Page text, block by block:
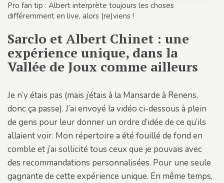
Pro fan tip : Albert interprète toujours les choses
différemment en live, alors (re)viens !
Sarclo et Albert Chinet : une
expérience unique, dans la
Vallée de Joux comme ailleurs
Je n’y étais pas (mais j’étais à la Mansarde à Renens,
donc ça passe). J’ai envoyé la vidéo ci-dessous à plein
de gens pour leur donner un ordre d’idée de ce qu’ils
allaient voir. Mon répertoire a été fouillé de fond en
comble et j’ai sollicité tous ceux que je pouvais avec
des recommandations personnalisées. Pour une seule
gagnante de cette expérience unique. En même temps,